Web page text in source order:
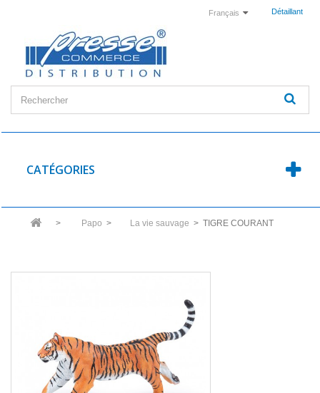
Détaillant
Français
CATÉGORIES
> Papo > La vie sauvage > TIGRE COURANT